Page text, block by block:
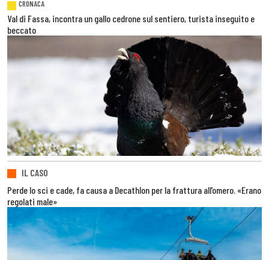
CRONACA
Val di Fassa, incontra un gallo cedrone sul sentiero, turista inseguito e
beccato
IL CASO
Perde lo sci e cade, fa causa a Decathlon per la frattura all’omero. «Erano
regolati male»